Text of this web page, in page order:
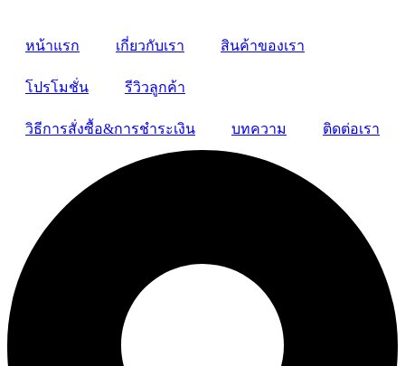
หน้าแรก เกี่ยวกับเรา สินค้าของเรา
โปรโมชั่น รีวิวลูกค้า
วิธีการสั่งซื้อ&การชำระเงิน บทความ ติดต่อเรา